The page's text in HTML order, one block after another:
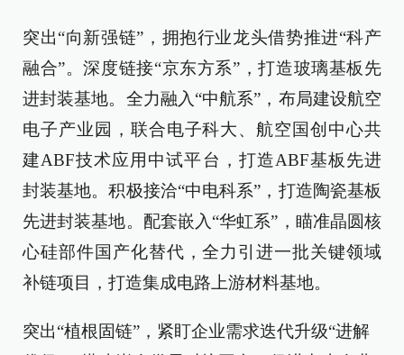
突出“向新强链”，拥抱行业龙头借势推进“科产
融合”。深度链接“京东方系”，打造玻璃基板先
进封装基地。全力融入“中航系”，布局建设航空
电子产业园，联合电子科大、航空国创中心共
建ABF技术应用中试平台，打造ABF基板先进
封装基地。积极接洽“中电科系”，打造陶瓷基板
先进封装基地。配套嵌入“华虹系”，瞄准晶圆核
心硅部件国产化替代，全力引进一批关键领域
补链项目，打造集成电路上游材料基地。
突出“植根固链”，紧盯企业需求迭代升级“进解